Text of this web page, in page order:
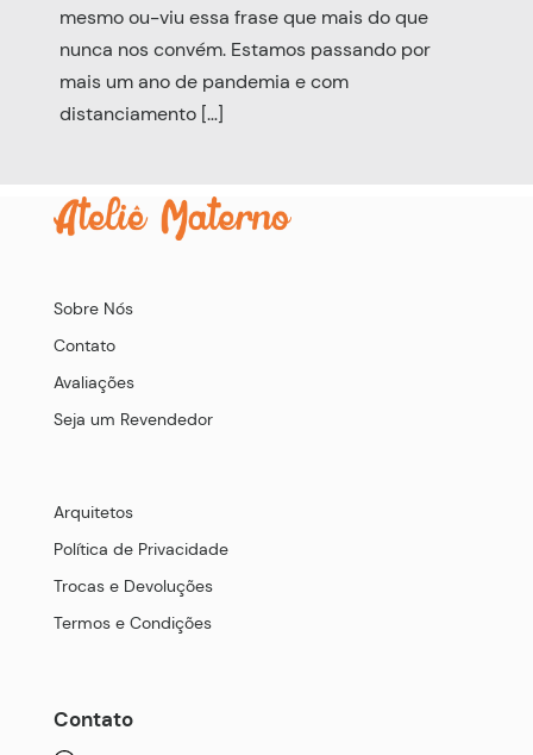
mesmo ou-viu essa frase que mais do que
nunca nos convém. Estamos passando por
mais um ano de pandemia e com
distanciamento […]
Sobre Nós
Contato
Avaliações
Seja um Revendedor
Arquitetos
Política de Privacidade
Trocas e Devoluções
Termos e Condições
Contato